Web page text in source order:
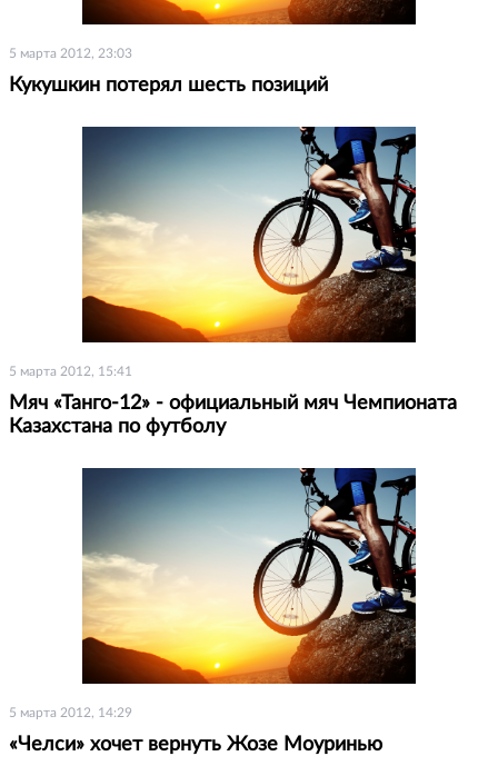
5 марта 2012, 23:03
Кукушкин потерял шесть позиций
5 марта 2012, 15:41
Мяч «Танго-12» - официальный мяч Чемпионата
Казахстана по футболу
5 марта 2012, 14:29
«Челси» хочет вернуть Жозе Моуринью